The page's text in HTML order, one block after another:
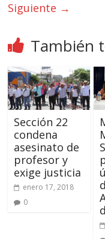
Siguiente →
También
Sección 22
condena
asesinato de
profesor y
exige justicia
enero 17, 2018
0